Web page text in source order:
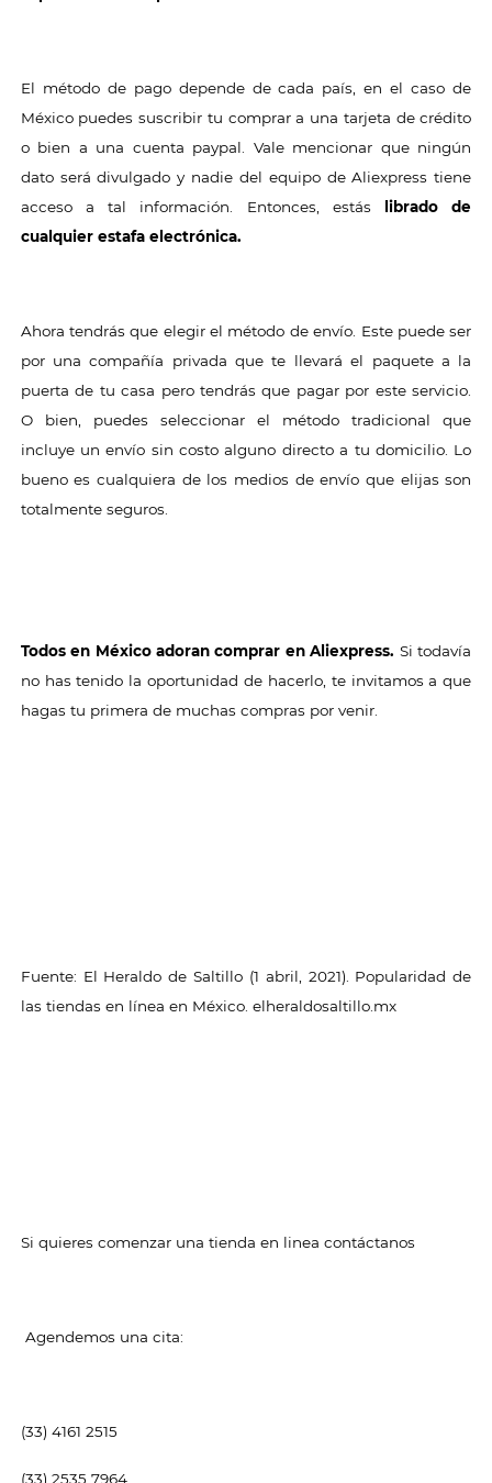
El método de pago depende de cada país, en el caso de
México puedes suscribir tu comprar a una tarjeta de crédito
o bien a una cuenta paypal. Vale mencionar que ningún
dato será divulgado y nadie del equipo de Aliexpress tiene
acceso a tal información. Entonces, estás librado de
cualquier estafa electrónica.
Ahora tendrás que elegir el método de envío. Este puede ser
por una compañía privada que te llevará el paquete a la
puerta de tu casa pero tendrás que pagar por este servicio.
O bien, puedes seleccionar el método tradicional que
incluye un envío sin costo alguno directo a tu domicilio. Lo
bueno es cualquiera de los medios de envío que elijas son
totalmente seguros.
Todos en México adoran comprar en Aliexpress. Si todavía
no has tenido la oportunidad de hacerlo, te invitamos a que
hagas tu primera de muchas compras por venir.
Fuente: El Heraldo de Saltillo (1 abril, 2021). Popularidad de
las tiendas en línea en México. elheraldosaltillo.mx
Si quieres comenzar una tienda en linea contáctanos
Agendemos una cita:
(33) 4161 2515
(33) 2535 7964